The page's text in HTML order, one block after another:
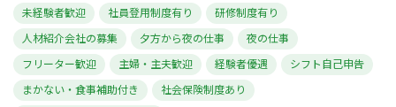
未経験者歓迎 社員登用制度有り
研修制度有り
人材紹介会社の募集
夕方から夜の仕事
夜の仕事
フリーター歓迎
主婦・主夫歓迎 経験者優遇
シフト自己申告
まかない・食事補助付き
社会保険制度あり